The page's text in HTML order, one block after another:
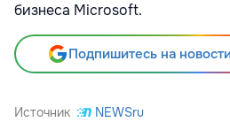
бизнеса Microsoft.
Подпишитесь на
Источник NEWSru